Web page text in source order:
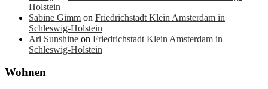
Holstein
Sabine Gimm on Friedrichstadt Klein Amsterdam in
Schleswig-Holstein
Ari Sunshine on Friedrichstadt Klein Amsterdam in
Schleswig-Holstein
Wohnen